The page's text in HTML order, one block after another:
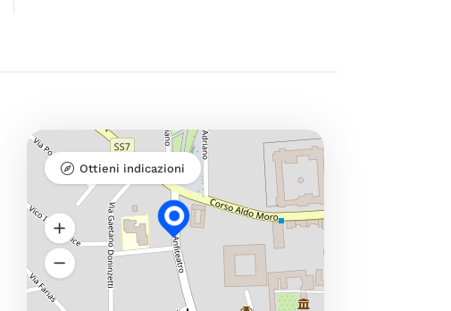
Ottieni indicazioni